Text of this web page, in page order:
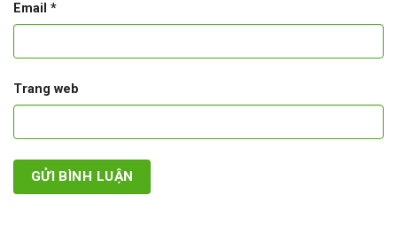
Email *
Trang web